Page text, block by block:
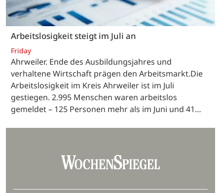
Arbeitslosigkeit steigt im Juli an
Friday
Ahrweiler. Ende des Ausbildungsjahres und
verhaltene Wirtschaft prägen den Arbeitsmarkt.Die
Arbeitslosigkeit im Kreis Ahrweiler ist im Juli
gestiegen. 2.995 Menschen waren arbeitslos
gemeldet – 125 Personen mehr als im Juni und 41…